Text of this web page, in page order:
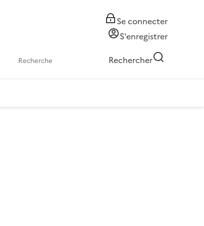
Se connecter
S'enregistrer
Rechercher